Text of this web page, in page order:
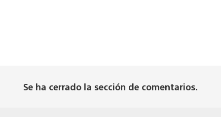
Se ha cerrado la sección de comentarios.